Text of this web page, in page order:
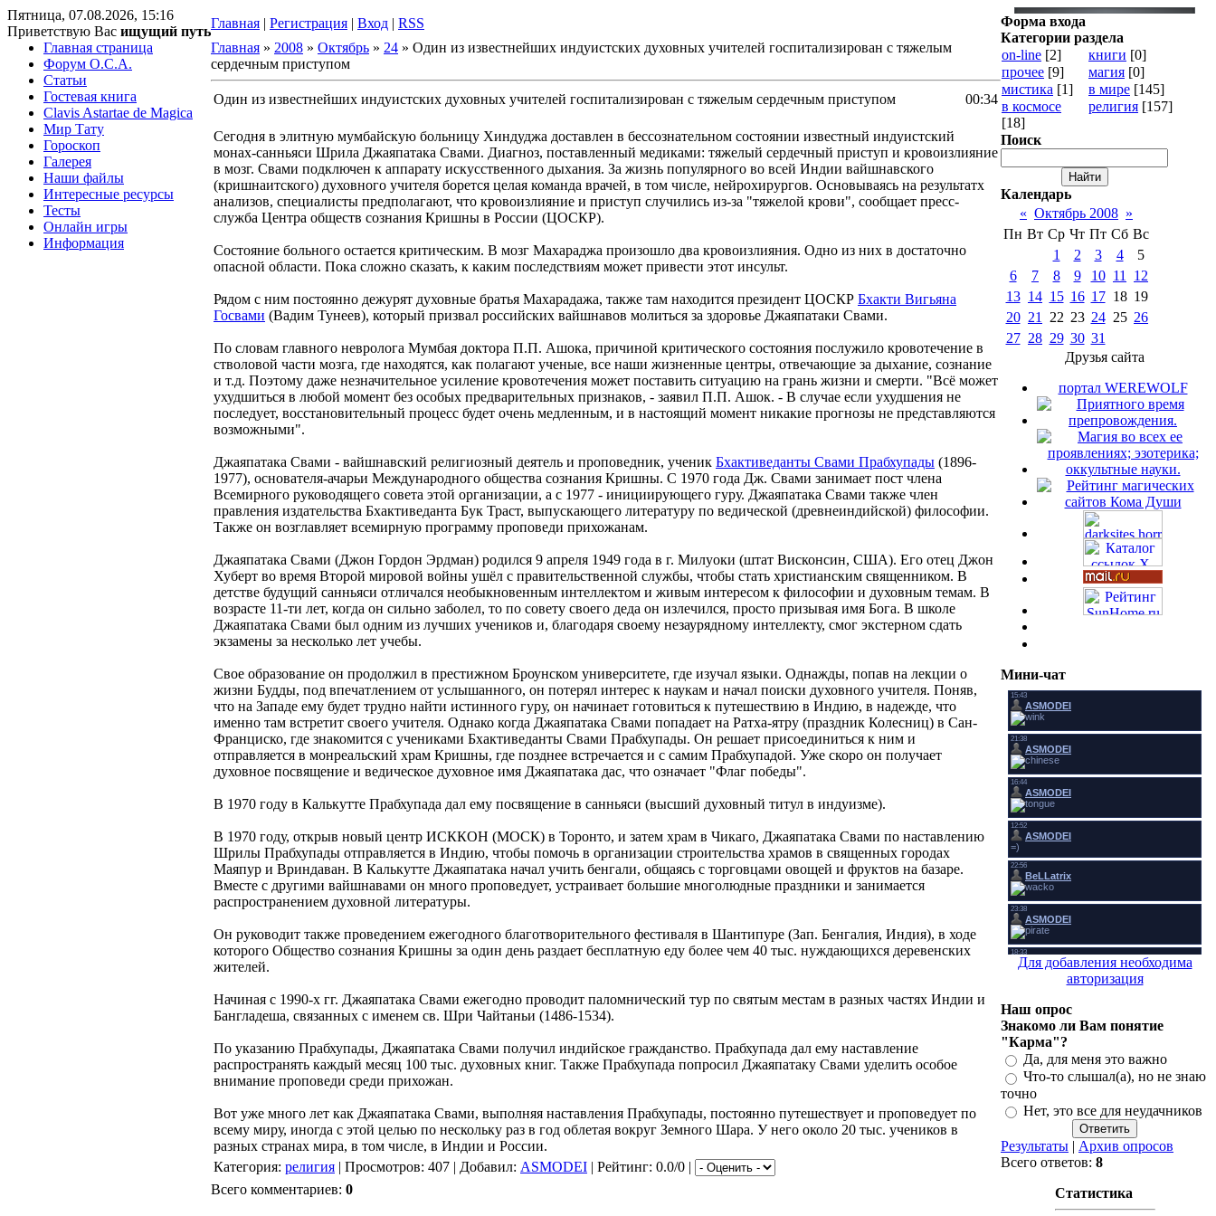
Пятница, 07.08.2026, 15:16
Приветствую Вас ищущий путь
Главная | Регистрация | Вход | RSS
Главная страница
Форум O.C.A.
Статьи
Гостевая книга
Clavis Astartae de Magica
Мир Тату
Гороскоп
Галерея
Наши файлы
Интересные ресурсы
Тесты
Онлайн игры
Информация
Главная » 2008 » Октябрь » 24 » Один из известнейших индуистских духовных учителей госпитализирован с тяжелым
сердечным приступом
Один из известнейших индуистских духовных учителей госпитализирован с тяжелым сердечным приступом 00:34
Сегодня в элитную мумбайскую больницу Хиндуджа доставлен в бессознательном состоянии известный индуистский
монах-санньяси Шрила Джаяпатака Свами. Диагноз, поставленный медиками: тяжелый сердечный приступ и кровоизлияние
в мозг. Свами подключен к аппарату искусственного дыхания. За жизнь популярного во всей Индии вайшнавского
(кришнаитского) духовного учителя борется целая команда врачей, в том числе, нейрохирургов. Основываясь на результатх
анализов, специалисты предполагают, что кровоизлияние и приступ случились из-за "тяжелой крови", сообщает пресс-
служба Центра обществ сознания Кришны в России (ЦОСКР).
Состояние больного остается критическим. В мозг Махараджа произошло два кровоизлияния. Одно из них в достаточно
опасной области. Пока сложно сказать, к каким последствиям может привести этот инсульт.
Рядом с ним постоянно дежурят духовные братья Махарадажа, также там находится президент ЦОСКР Бхакти Вигьяна
Госвами (Вадим Тунеев), который призвал российских вайшнавов молиться за здоровье Джаяпатаки Свами.
По словам главного невролога Мумбая доктора П.П. Ашока, причиной критического состояния послужило кровотечение в
стволовой части мозга, где находятся, как полагают ученые, все наши жизненные центры, отвечающие за дыхание, сознание
и т.д. Поэтому даже незначительное усиление кровотечения может поставить ситуацию на грань жизни и смерти. "Всё может
ухудшиться в любой момент без особых предварительных признаков, - заявил П.П. Ашок. - В случае если ухудшения не
последует, восстановительный процесс будет очень медленным, и в настоящий момент никакие прогнозы не представляются
возможными".
Джаяпатака Свами - вайшнавский религиозный деятель и проповедник, ученик Бхактиведанты Свами Прабхупады (1896-
1977), основателя-ачарьи Международного общества сознания Кришны. С 1970 года Дж. Свами занимает пост члена
Всемирного руководящего совета этой организации, а с 1977 - инициирующего гуру. Джаяпатака Свами также член
правления издательства Бхактиведанта Бук Траст, выпускающего литературу по ведической (древнеиндийской) философии.
Также он возглавляет всемирную программу проповеди прихожанам.
Джаяпатака Свами (Джон Гордон Эрдман) родился 9 апреля 1949 года в г. Милуоки (штат Висконсин, США). Его отец Джон
Хуберт во время Второй мировой войны ушёл с правительственной службы, чтобы стать христианским священником. В
детстве будущий санньяси отличался необыкновенным интеллектом и живым интересом к философии и духовным темам. В
возрасте 11-ти лет, когда он сильно заболел, то по совету своего деда он излечился, просто призывая имя Бога. В школе
Джаяпатака Свами был одним из лучших учеников и, благодаря своему незаурядному интеллекту, смог экстерном сдать
экзамены за несколько лет учебы.
Свое образование он продолжил в престижном Броунском университете, где изучал языки. Однажды, попав на лекции о
жизни Будды, под впечатлением от услышанного, он потерял интерес к наукам и начал поиски духовного учителя. Поняв,
что на Западе ему будет трудно найти истинного гуру, он начинает готовиться к путешествию в Индию, в надежде, что
именно там встретит своего учителя. Однако когда Джаяпатака Свами попадает на Ратха-ятру (праздник Колесниц) в Сан-
Франциско, где знакомится с учениками Бхактиведанты Свами Прабхупады. Он решает присоединиться к ним и
отправляется в монреальский храм Кришны, где позднее встречается и с самим Прабхупадой. Уже скоро он получает
духовное посвящение и ведическое духовное имя Джаяпатака дас, что означает "Флаг победы".
В 1970 году в Калькутте Прабхупада дал ему посвящение в санньяси (высший духовный титул в индуизме).
В 1970 году, открыв новый центр ИСККОН (МОСК) в Торонто, и затем храм в Чикаго, Джаяпатака Свами по наставлению
Шрилы Прабхупады отправляется в Индию, чтобы помочь в организации строительства храмов в священных городах
Маяпур и Вриндаван. В Калькутте Джаяпатака начал учить бенгали, общаясь с торговцами овощей и фруктов на базаре.
Вместе с другими вайшнавами он много проповедует, устраивает большие многолюдные праздники и занимается
распространением духовной литературы.
Он руководит также проведением ежегодного благотворительного фестиваля в Шантипуре (Зап. Бенгалия, Индия), в ходе
которого Общество сознания Кришны за один день раздает бесплатную еду более чем 40 тыс. нуждающихся деревенских
жителей.
Начиная с 1990-х гг. Джаяпатака Свами ежегодно проводит паломнический тур по святым местам в разных частях Индии и
Бангладеша, связанных с именем св. Шри Чайтаньи (1486-1534).
По указанию Прабхупады, Джаяпатака Свами получил индийское гражданство. Прабхупада дал ему наставление
распространять каждый месяц 100 тыс. духовных книг. Также Прабхупада попросил Джаяпатаку Свами уделить особое
внимание проповеди среди прихожан.
Вот уже много лет как Джаяпатака Свами, выполняя наставления Прабхупады, постоянно путешествует и проповедует по
всему миру, иногда с этой целью по нескольку раз в год облетая вокруг Земного Шара. У него около 20 тыс. учеников в
разных странах мира, в том числе, в Индии и России.
Категория: религия | Просмотров: 407 | Добавил: ASMODEI | Рейтинг: 0.0/0 |
Всего комментариев: 0
Форма входа
Категории раздела
on-line [2] книги [0]
прочее [9] магия [0]
мистика [1] в мире [145]
в космосе
[18]
религия [157]
Поиск
Календарь
« Октябрь 2008 »
Пн Вт Ср Чт Пт Сб Вс
1
2 3 4
5
6
7 8 9 10 11
12
13 14 15 16 17 18 19
20 21 22 23 24 25 26
27 28 29 30 31
Друзья сайта
портал WEREWOLF
Мини-чат
Для добавления необходима
авторизация
Наш опрос
Знакомо ли Вам понятие
"Карма"?
Да, для меня это важно
Что-то слышал(а), но не знаю
точно
Нет, это все для неудачников
Результаты | Архив опросов
Всего ответов: 8
Статистика